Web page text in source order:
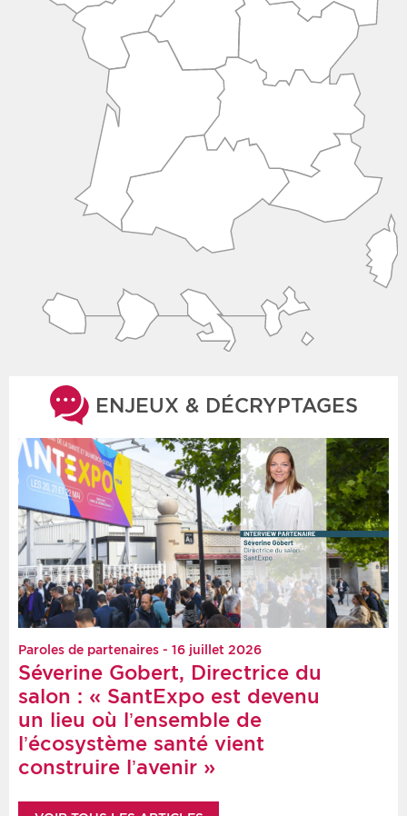
ENJEUX & DÉCRYPTAGES
Paroles de partenaires - 16 juillet 2026
Séverine Gobert, Directrice du
salon : « SantExpo est devenu
un lieu où l’ensemble de
l’écosystème santé vient
construire l’avenir »